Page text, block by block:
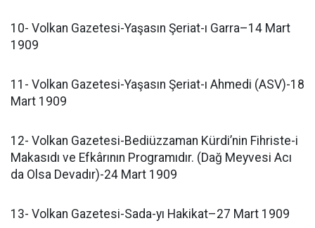
10- Volkan Gazetesi-Yaşasın Şeriat-ı Garra–14 Mart
1909
11- Volkan Gazetesi-Yaşasın Şeriat-ı Ahmedi (ASV)-18
Mart 1909
12- Volkan Gazetesi-Bediüzzaman Kürdi’nin Fihriste-i
Makasıdı ve Efkârının Programıdır. (Dağ Meyvesi Acı
da Olsa Devadır)-24 Mart 1909
13- Volkan Gazetesi-Sada-yı Hakikat–27 Mart 1909